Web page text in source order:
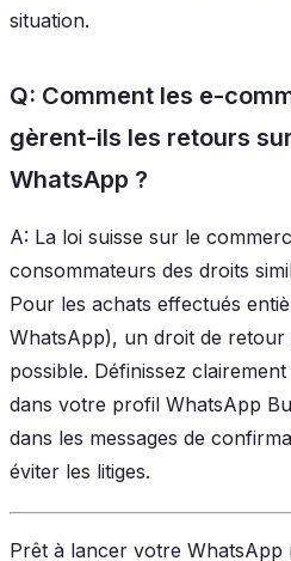
situation.
Q: Comment les e-
gèrent-ils les retours
WhatsApp ?
A: La loi suisse sur le
consommateurs des droits
Pour les achats effectués
WhatsApp), un droit de retour
possible. Définissez
dans votre profil WhatsApp
dans les messages de
éviter les litiges.
Prêt à lancer votre WhatsApp